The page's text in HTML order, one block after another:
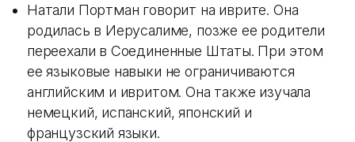
Натали Портман говорит на иврите. Она
родилась в Иерусалиме, позже ее родители
переехали в Соединенные Штаты. При этом
ее языковые навыки не ограничиваются
английским и ивритом. Она также изучала
немецкий, испанский, японский и
французский языки.